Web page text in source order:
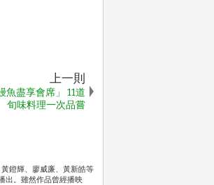
上一則
魚盡享會席」 11道
旬味料理一次品嘗
鐙輝、廖威廉、黃新皓等
出。雖然作品曾經播映